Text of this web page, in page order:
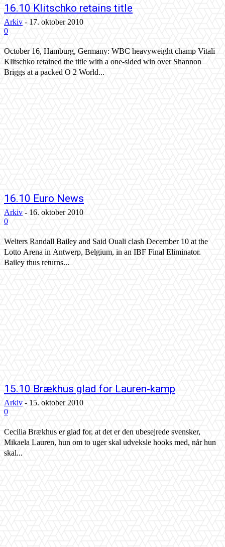
16.10 Klitschko retains title
Arkiv - 17. oktober 2010
0
October 16, Hamburg, Germany: WBC heavyweight champ Vitali
Klitschko retained the title with a one-sided win over Shannon
Briggs at a packed O 2 World...
16.10 Euro News
Arkiv - 16. oktober 2010
0
Welters Randall Bailey and Said Ouali clash December 10 at the
Lotto Arena in Antwerp, Belgium, in an IBF Final Eliminator.
Bailey thus returns...
15.10 Brækhus glad for Lauren-kamp
Arkiv - 15. oktober 2010
0
Cecilia Brækhus er glad for, at det er den ubesejrede svensker,
Mikaela Lauren, hun om to uger skal udveksle hooks med, når hun
skal...